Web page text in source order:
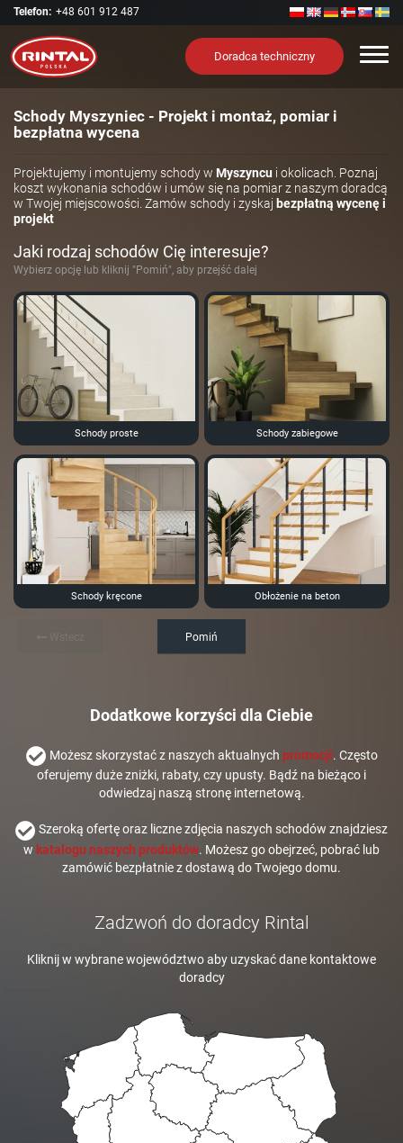
Telefon: +48 601 912 487
Doradca techniczny
Schody Myszyniec - Projekt i montaż, pomiar i
bezpłatna wycena
Projektujemy i montujemy schody w Myszyncu i okolicach. Poznaj
koszt wykonania schodów i umów się na pomiar z naszym doradcą
w Twojej miejscowości. Zamów schody i zyskaj bezpłatną wycenę i
projekt
Jaki rodzaj schodów Cię interesuje?
Wybierz opcję lub kliknij "Pomiń", aby przejść dalej
Schody proste Schody zabiegowe
Schody kręcone Obłożenie na beton
Pomiń
Dodatkowe korzyści dla Ciebie
Możesz skorzystać z naszych aktualnych promocji. Często
oferujemy duże zniżki, rabaty, czy upusty. Bądź na bieżąco i
odwiedzaj naszą stronę internetową.
Szeroką ofertę oraz liczne zdjęcia naszych schodów znajdziesz
w katalogu naszych produktów. Możesz go obejrzeć, pobrać lub
zamówić bezpłatnie z dostawą do Twojego domu.
Zadzwoń do doradcy Rintal
Kliknij w wybrane województwo aby uzyskać dane kontaktowe
doradcy